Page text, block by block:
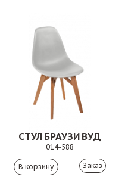
СТУЛ БРАУЗИ ВУД
014-588
Заказ